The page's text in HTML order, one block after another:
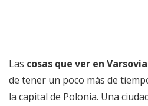
Las cosas que ver en
de tener un poco más de
la capital de Polonia. Una